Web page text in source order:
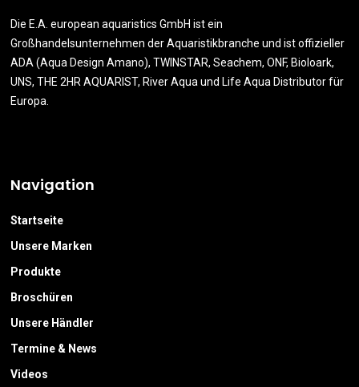
Die E.A. european aquaristics GmbH ist ein
Großhandelsunternehmen der Aquaristikbranche und ist offizieller
ADA (Aqua Design Amano), TWINSTAR, Seachem, ONF, Bioloark,
UNS, THE 2HR AQUARIST, River Aqua und Life Aqua Distributor für
Europa.
Navigation
Startseite
Unsere Marken
Produkte
Broschüren
Unsere Händler
Termine & News
Videos